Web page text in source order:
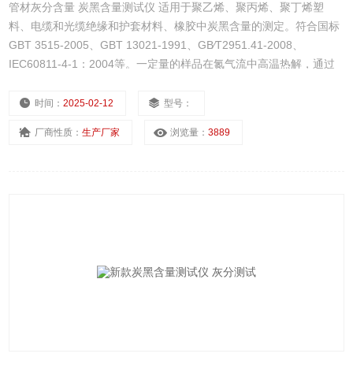
管材灰分含量 炭黑含量测试仪 适用于聚乙烯、聚丙烯、聚丁烯塑
料、电缆和光缆绝缘和护套材料、橡胶中炭黑含量的测定。符合国标
GBT 3515-2005、GBT 13021-1991、GB∕T2951.41-2008、
IEC60811-4-1：2004等。一定量的样品在氮气流中高温热解，通过
时间：2025-02-12 型号：
厂商性质：生产厂家 浏览量：3889